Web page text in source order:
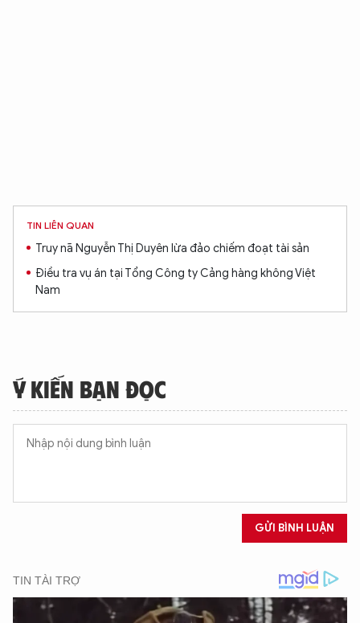
TIN LIÊN QUAN
Truy nã Nguyễn Thị Duyên lừa đảo chiếm đoạt tài sản
Điều tra vụ án tại Tổng Công ty Cảng hàng không Việt
Nam
Ý KIẾN BẠN ĐỌC
GỬI BÌNH LUẬN